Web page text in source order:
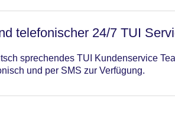
telefonischer 24/7 TUI
sprechendes TUI Kundenservice
und per SMS zur Verfügung.